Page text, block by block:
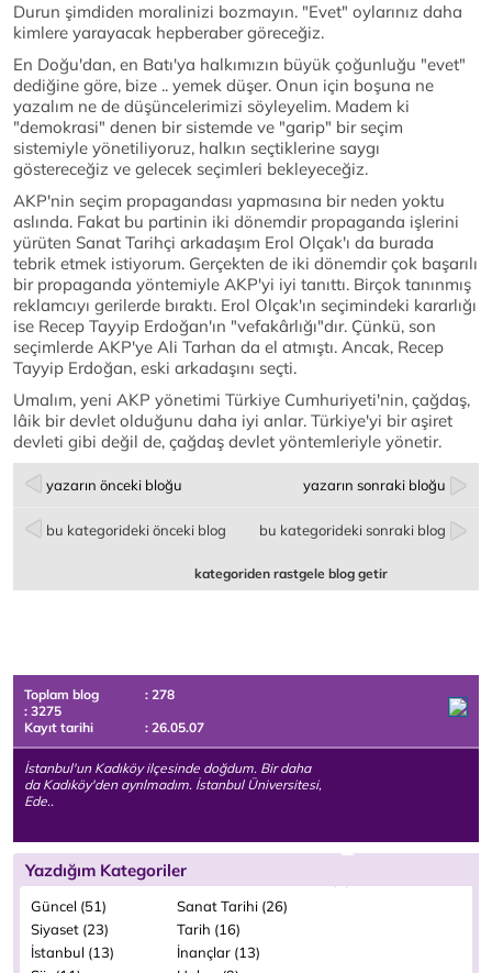
Durun şimdiden moralinizi bozmayın. "Evet" oylarınız daha
kimlere yarayacak hepberaber göreceğiz.
En Doğu'dan, en Batı'ya halkımızın büyük çoğunluğu "evet"
dediğine göre, bize .. yemek düşer. Onun için boşuna ne
yazalım ne de düşüncelerimizi söyleyelim. Madem ki
"demokrasi" denen bir sistemde ve "garip" bir seçim
sistemiyle yönetiliyoruz, halkın seçtiklerine saygı
göstereceğiz ve gelecek seçimleri bekleyeceğiz.
AKP'nin seçim propagandası yapmasına bir neden yoktu
aslında. Fakat bu partinin iki dönemdir propaganda işlerini
yürüten Sanat Tarihçi arkadaşım Erol Olçak'ı da burada
tebrik etmek istiyorum. Gerçekten de iki dönemdir çok başarılı
bir propaganda yöntemiyle AKP'yi iyi tanıttı. Birçok tanınmış
reklamcıyı gerilerde bıraktı. Erol Olçak'ın seçimindeki kararlığı
ise Recep Tayyip Erdoğan'ın "vefakârlığı"dır. Çünkü, son
seçimlerde AKP'ye Ali Tarhan da el atmıştı. Ancak, Recep
Tayyip Erdoğan, eski arkadaşını seçti.
Umalım, yeni AKP yönetimi Türkiye Cumhuriyeti'nin, çağdaş,
lâik bir devlet olduğunu daha iyi anlar. Türkiye'yi bir aşiret
devleti gibi değil de, çağdaş devlet yöntemleriyle yönetir.
yazarın önceki bloğu yazarın sonraki bloğu
bu kategorideki önceki blog bu kategorideki sonraki blog
kategoriden rastgele blog getir
Toplam blog
: 278
: 3275
Kayıt tarihi
: 26.05.07
İstanbul'un Kadıköy ilçesinde doğdum. Bir daha
da Kadıköy'den ayrılmadım. İstanbul Üniversitesi,
Ede..
Yazdığım Kategoriler
Güncel (51)
Sanat Tarihi (26)
Siyaset (23)
Tarih (16)
İstanbul (13)
İnançlar (13)